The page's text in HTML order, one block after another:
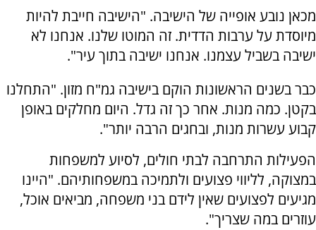
מכאן נובע אופייה של הישיבה. "הישיבה חייבת להיות
מיוסדת על ערבות הדדית. זה המוטו שלנו. אנחנו לא
ישיבה בשביל עצמנו. אנחנו ישיבה בתוך עיר".
כבר בשנים הראשונות הוקם בישיבה גמ"ח מזון. "התחלנו
בקטן. כמה מנות. אחר כך זה גדל. היום מחלקים באופן
קבוע עשרות מנות, ובחגים הרבה יותר".
הפעילות התרחבה לבתי חולים, לסיוע למשפחות
במצוקה, לליווי פצועים ולתמיכה במשפחותיהם. "היינו
מגיעים לפצועים שאין לידם בני משפחה, מביאים אוכל,
עוזרים במה שצריך".